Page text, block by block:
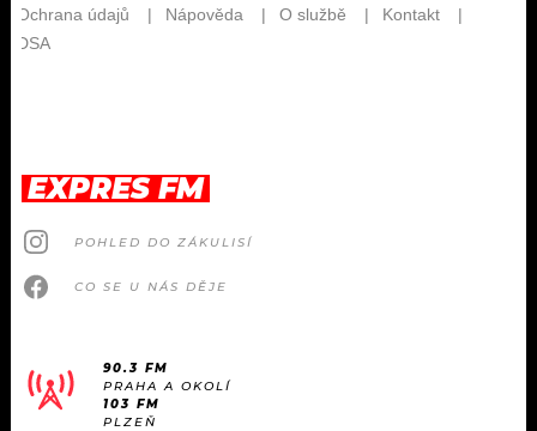
EXPRES FM
POHLED DO ZÁKULISÍ
CO SE U NÁS DĚJE
90.3 FM
PRAHA A OKOLÍ
103 FM
PLZEŇ